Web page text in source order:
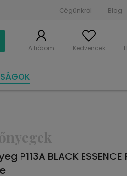
Cégünkről Blog
A fiókom Kedvencek
P113A BLACK ESSENCE